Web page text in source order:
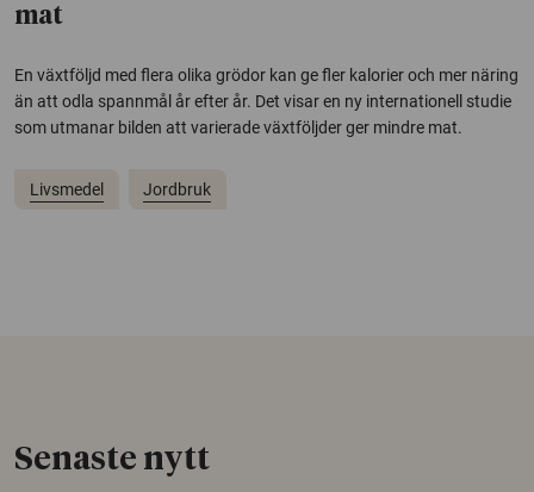
mat
En växtföljd med flera olika grödor kan ge fler kalorier och mer näring
än att odla spannmål år efter år. Det visar en ny internationell studie
som utmanar bilden att varierade växtföljder ger mindre mat.
Livsmedel Jordbruk
Senaste nytt